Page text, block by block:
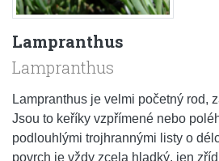
Lampranthus
Lampranthus
Lampranthus je velmi početný rod,
Jsou to keříky vzpřímené nebo
podlouhlými trojhrannými listy o
povrch je vždy zcela hladký, jen